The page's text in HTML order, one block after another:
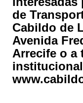
de
Cabildo de
Avenida
Arrecife o a
institucional